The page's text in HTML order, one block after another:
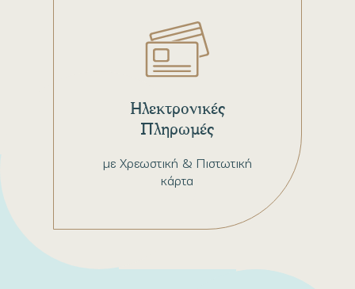
με Χρεωστική & Πιστωτική
κάρτα
Ηλεκτρονικές
Πληρωμές